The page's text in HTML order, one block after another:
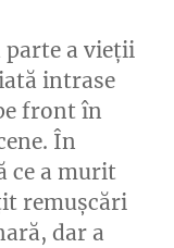
a vieții
intrase
front în
În
ce a murit
remușcări
dar a